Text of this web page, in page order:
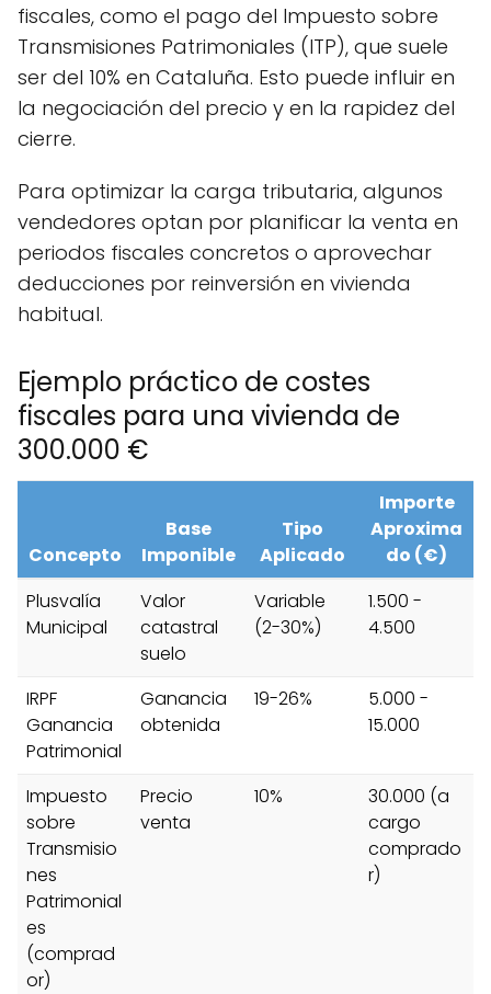
fiscales, como el pago del Impuesto sobre
Transmisiones Patrimoniales (ITP), que suele
ser del 10% en Cataluña. Esto puede influir en
la negociación del precio y en la rapidez del
cierre.
Para optimizar la carga tributaria, algunos
vendedores optan por planificar la venta en
periodos fiscales concretos o aprovechar
deducciones por reinversión en vivienda
habitual.
Ejemplo práctico de costes
fiscales para una vivienda de
300.000 €
Concepto
Base
Imponible
Tipo
Aplicado
Importe
Aproxima
do (€)
Plusvalía
Municipal
Valor
catastral
suelo
Variable
(2-30%)
1.500 -
4.500
IRPF
Ganancia
Patrimonial
Ganancia
obtenida
19-26%
5.000 -
15.000
Impuesto
sobre
Transmisio
nes
Patrimonial
es
(comprad
or)
Precio
venta
10%
30.000 (a
cargo
comprado
r)